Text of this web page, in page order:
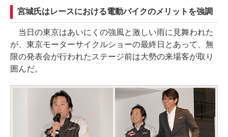
宮城氏はレースにおける電動バイクのメリットを強調
当日の東京はあいにくの強風と激しい雨に見舞われた
が、東京モーターサイクルショーの最終日とあって、無
限の発表会が行われたステージ前は大勢の来場客が取り
囲んだ。